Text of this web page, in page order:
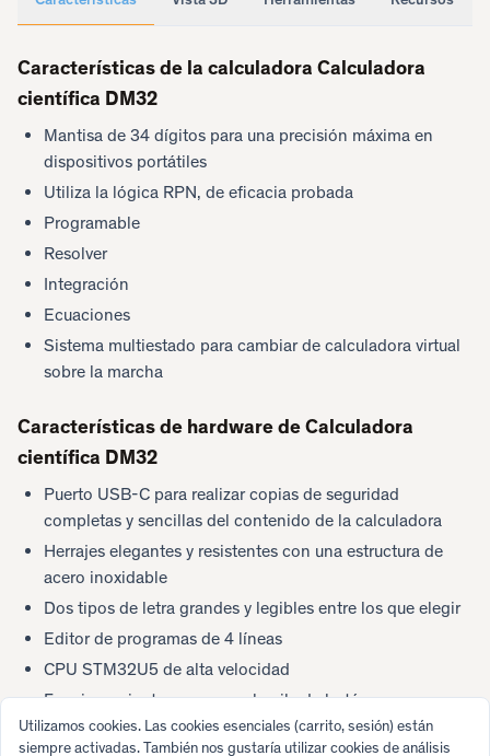
Características de la calculadora Calculadora
científica DM32
Mantisa de 34 dígitos para una precisión máxima en
dispositivos portátiles
Utiliza la lógica RPN, de eficacia probada
Programable
Resolver
Integración
Ecuaciones
Sistema multiestado para cambiar de calculadora virtual
sobre la marcha
Características de hardware de Calculadora
científica DM32
Puerto USB-C para realizar copias de seguridad
completas y sencillas del contenido de la calculadora
Herrajes elegantes y resistentes con una estructura de
acero inoxidable
Dos tipos de letra grandes y legibles entre los que elegir
Editor de programas de 4 líneas
CPU STM32U5 de alta velocidad
Funcionamiento con una sola pila de botón
Bajo consumo: batería de larga duración
Utilizamos cookies. Las cookies esenciales (carrito, sesión) están
siempre activadas. También nos gustaría utilizar cookies de análisis